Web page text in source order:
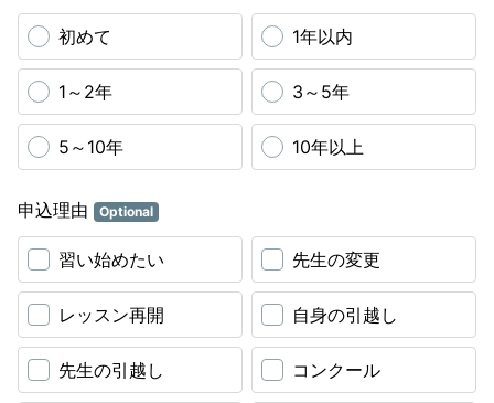
初めて 1年以内
1～2年 3～5年
5～10年 10年以上
申込理由 Optional
習い始めたい 先生の変更
レッスン再開 自身の引越し
先生の引越し コンクール